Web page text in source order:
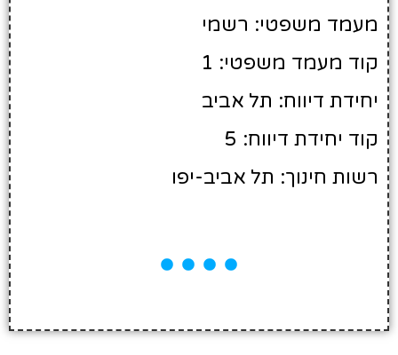
מעמד משפטי: רשמי
קוד מעמד משפטי: 1
יחידת דיווח: תל אביב
קוד יחידת דיווח: 5
רשות חינוך: תל אביב-יפו